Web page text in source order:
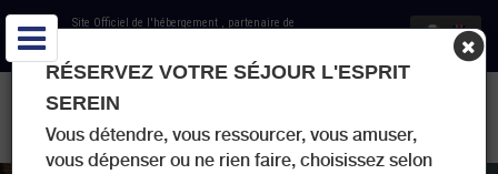
Site Officiel de l'hébergement , partenaire de
LOCATIONS DE VACANCES - LE JARDIN DU SOMAIL - HAMEAU
DU SOMAIL
RÉSERVEZ VOTRE SÉJOUR L'ESPRIT
SEREIN
Vous détendre, vous ressourcer, vous amuser,
vous dépenser ou ne rien faire, choisissez selon